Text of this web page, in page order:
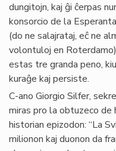
dungitojn, kaj ĝi ĉerpas
konsorcio de la
(do ne salajrataj, eĉ ne
volontuloj en
estas tre granda peno,
kuraĝe kaj persiste.
C-ano Giorgio Silfer,
miras pro la obtuzeco de
historian epizodon: “La
milionon kaj duonon da